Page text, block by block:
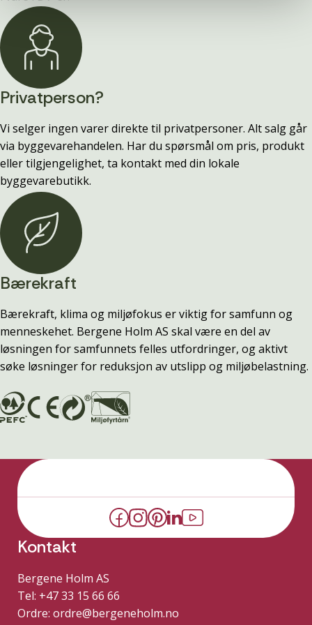
Privatperson?
Vi selger ingen varer direkte til privatpersoner. Alt salg går
via byggevarehandelen. Har du spørsmål om pris, produkt
eller tilgjengelighet, ta kontakt med din lokale
byggevarebutikk.
Bærekraft
Bærekraft, klima og miljøfokus er viktig for samfunn og
menneskehet. Bergene Holm AS skal være en del av
løsningen for samfunnets felles utfordringer, og aktivt
søke løsninger for reduksjon av utslipp og miljøbelastning.
Kontakt
Bergene Holm AS
Tel: +47 33 15 66 66
Ordre: ordre@bergeneholm.no